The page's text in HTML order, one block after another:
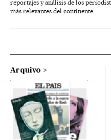
reportajes y análisis de los
más relevantes del continente.
Arquivo